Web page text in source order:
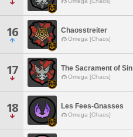
16 Chaosstreiter
Omega [Chaos]
17 The Sacrament of Sin
Omega [Chaos]
18 Les Fees-Gnasses
Omega [Chaos]